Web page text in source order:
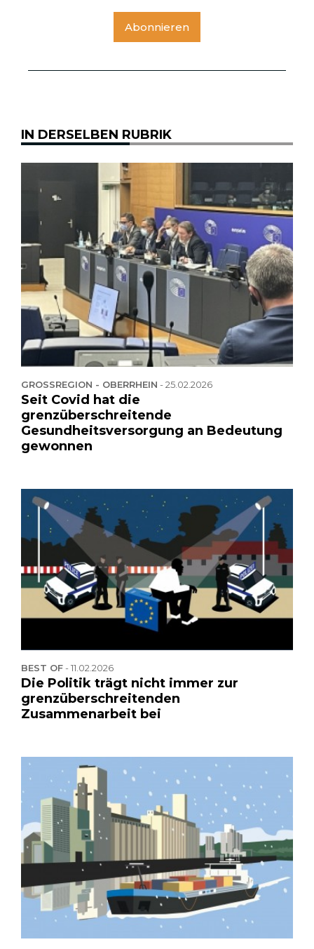
Abonnieren
IN DERSELBEN RUBRIK
GROSSREGION - OBERRHEIN -25.02.2026
Seit Covid hat die
grenzüberschreitende
Gesundheitsversorgung an Bedeutung
gewonnen
BEST OF-11.02.2026
Die Politik trägt nicht immer zur
grenzüberschreitenden
Zusammenarbeit bei